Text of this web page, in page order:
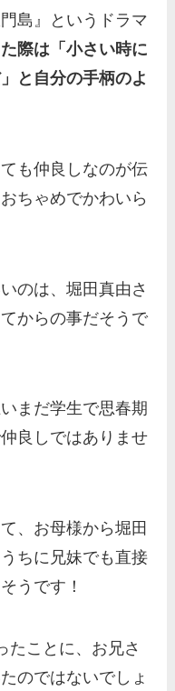
島』というドラマ
際は「小さい時に
と自分の手柄のよ
も仲良しなのが伝
ちゃめでかわいら
のは、堀田真由さ
からの事だそうで
まだ学生で思春期
良しではありませ
、お母様から堀田
ちに兄妹でも直接
うです！
たことに、お兄さ
のではないでしょ